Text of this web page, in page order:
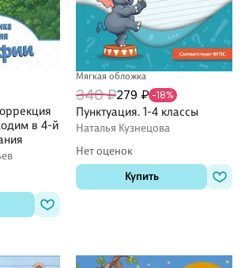
в 4-й
Мягкая обложка
340 ₽279 ₽ -18%
Пунктуация. 1-4 классы
Наталья Кузнецова
Нет оценок
Купить